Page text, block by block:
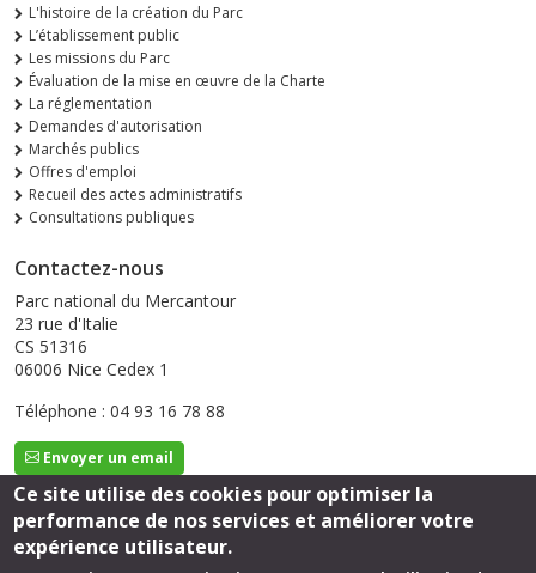
L'histoire de la création du Parc
L’établissement public
Les missions du Parc
Évaluation de la mise en œuvre de la Charte
La réglementation
Demandes d'autorisation
Marchés publics
Offres d'emploi
Recueil des actes administratifs
Consultations publiques
Contactez-nous
Parc national du Mercantour
23 rue d'Italie
CS 51316
06006 Nice Cedex 1
Téléphone : 04 93 16 78 88
Envoyer un email
Suivez-nous
Ce site utilise des cookies pour optimiser la
performance de nos services et améliorer votre
expérience utilisateur.